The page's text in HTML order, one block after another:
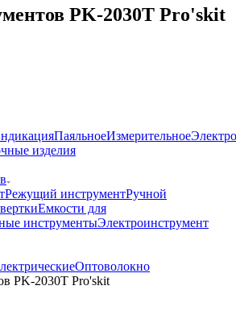
PK-2030T Pro'skit
ПаяльноеИзмерительное
изделия
Режущий инструментРучной
Емкости для
инструментыЭлектроинструмент
Оптоволокно
PK-2030T Pro'skit